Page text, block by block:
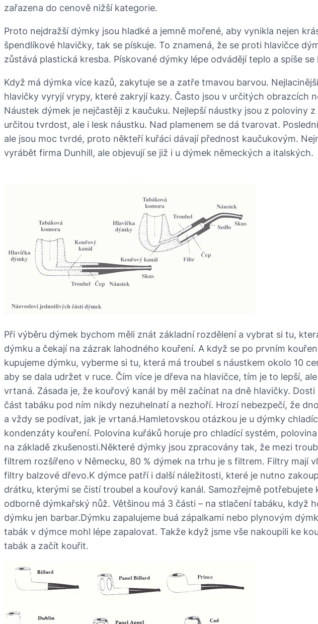
zařazena do cenově nižší kategorie.
Proto nejdražší dýmky jsou hladké a jemně mořené, aby vynikla nejen
špendlíkové hlavičky, tak se pískuje. To znamená, že se proti hlavičce
zůstává plastická kresba. Pískované dýmky lépe odvádějí teplo a spíše
Když má dýmka více kazů, zakytuje se a zatře tmavou barvou.
hlavičky vyryjí vrypy, které zakryjí kazy. Často jsou v určitých obrazcích
Náustek dýmek je nejčastěji z kaučuku. Nejlepší náustky jsou z
určitou tvrdost, ale i lesk náustku. Nad plamenem se dá tvarovat.
ale jsou moc tvrdé, proto někteří kuřáci dávají přednost kaučukovým.
vyrábět firma Dunhill, ale objevují se již i u dýmek německých a italských.
Při výběru dýmek bychom měli znát základní rozdělení a vybrat si tu,
dýmku a čekají na zázrak lahodného kouření. A když se po prvním
kupujeme dýmku, vyberme si tu, která má troubel s náustkem okolo 10
aby se dala udržet v ruce. Čím více je dřeva na hlavičce, tím je to lepší,
vrtaná. Zásada je, že kouřový kanál by měl začínat na dně hlavičky.
část tabáku pod ním nikdy nezuhelnatí a nezhoří. Hrozí nebezpečí, že
a vždy se podívat, jak je vrtaná.Hamletovskou otázkou je u dýmky
kondenzáty kouření. Polovina kuřáků horuje pro chladící systém,
na základě zkušenosti.Některé dýmky jsou zpracovány tak, že mezi
filtrem rozšířeno v Německu, 80 % dýmek na trhu je s filtrem. Filtry mají
filtry balzové dřevo.K dýmce patří i další náležitosti, které je nutno
drátku, kterými se čistí troubel a kouřový kanál. Samozřejmě potřebujete
odborně dýmkařský nůž. Většinou má 3 části – na stlačení tabáku,
dýmku jen barbar.Dýmku zapalujeme buá zápalkami nebo plynovým
tabák v dýmce mohl lépe zapalovat. Takže když jsme vše nakoupili ke
tabák a začít kouřit.